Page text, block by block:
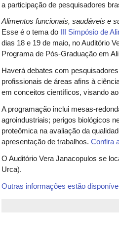
a participação de pesquisadores
Alimentos funcionais, saudáveis e
Esse é o tema do
III Simpósio de
dias 18 e 19 de maio, no Auditório
Programa de Pós-Graduação em
Haverá debates com
profissionais de áreas afins à
em conceitos científicos, visando
A programação inclui mesas-
agroindustriais; perigos biológicos
proteômica na avaliação da
apresentação de trabalhos.Confira
O Auditório Vera Janacopulos se
Urca).
Outras informações estão